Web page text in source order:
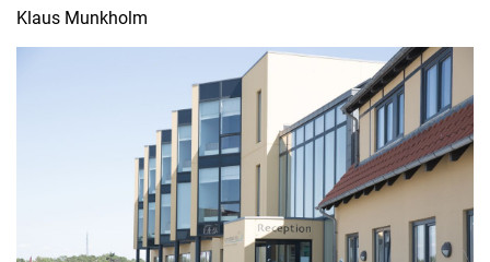
Klaus Munkholm